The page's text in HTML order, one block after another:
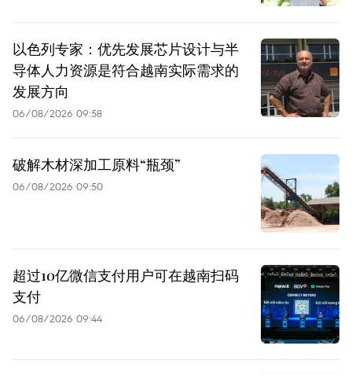
以色列专家：优先发展芯片设计与半
导体人力资源是符合越南实际需求的
发展方向
06/08/2026 09:58
破解木材深加工原料“瓶颈”
06/08/2026 09:50
超过10亿微信支付用户可在越南扫码
支付
06/08/2026 09:44